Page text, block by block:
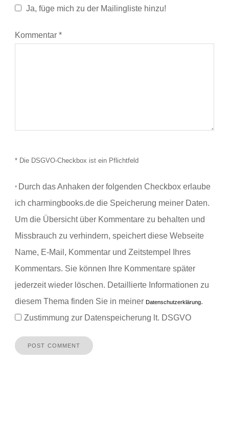
Ja, füge mich zu der Mailingliste hinzu!
Kommentar *
* Die DSGVO-Checkbox ist ein Pflichtfeld
* Durch das Anhaken der folgenden Checkbox erlaube
ich charmingbooks.de die Speicherung meiner Daten.
Um die Übersicht über Kommentare zu behalten und
Missbrauch zu verhindern, speichert diese Webseite
Name, E-Mail, Kommentar und Zeitstempel Ihres
Kommentars. Sie können Ihre Kommentare später
jederzeit wieder löschen. Detaillierte Informationen zu
diesem Thema finden Sie in meiner Datenschutzerklärung.
Zustimmung zur Datenspeicherung lt. DSGVO